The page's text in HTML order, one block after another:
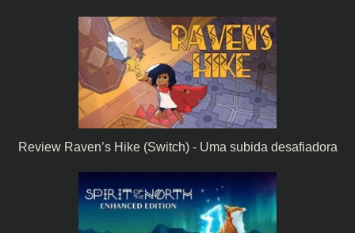
Review Raven’s Hike (Switch) - Uma subida desafiadora